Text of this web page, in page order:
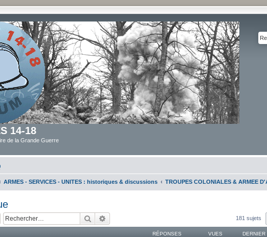
14-18
de la Grande Guerre
ARMES - SERVICES - UNITES : historiques & discussions TROUPES COLONIALES & ARMEE
Rechercher 181 sujets
RÉPONSES VUES